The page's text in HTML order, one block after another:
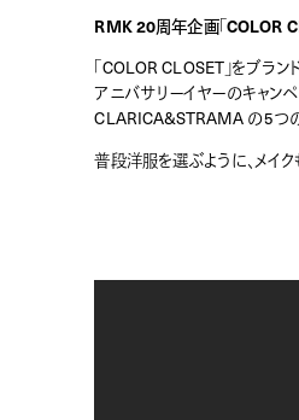
RMK 20周年企画「COLOR
「COLOR CLOSET」をブラ
アニバサリーイヤーのキャン
CLARICA&STRAMA の5つの
普段洋服を選ぶように、メイ